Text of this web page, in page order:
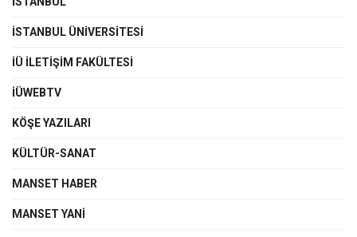
İSTANBUL ÜNIVERSITESI
İÜ İLETIŞIM FAKÜLTESI
İÜWEBTV
KÖŞE YAZILARI
KÜLTÜR-SANAT
MANSET HABER
MANSET YANI